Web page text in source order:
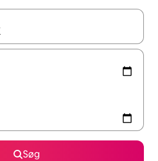
skal du navigere med
Søg